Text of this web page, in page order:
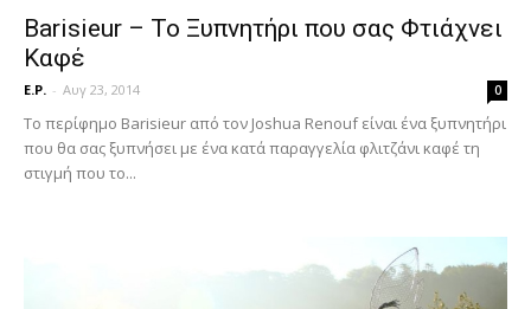
Barisieur – Το Ξυπνητήρι που σας Φτιάχνει
Καφέ
E.P. - Αυγ 23, 2014 0
Το περίφημο Barisieur από τον Joshua Renouf είναι ένα ξυπνητήρι
που θα σας ξυπνήσει με ένα κατά παραγγελία φλιτζάνι καφέ τη
στιγμή που το...